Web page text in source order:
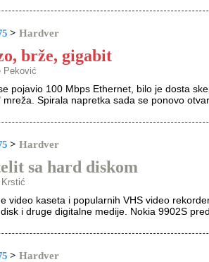
> Hardver
brže, gigabit
Peković
pojavio 100 Mbps Ethernet, bilo je dosta
mreža. Spirala napretka sada se ponovo
> Hardver
sa hard diskom
video kaseta i popularnih VHS video
i druge digitalne medije. Nokia 9902S
> Hardver